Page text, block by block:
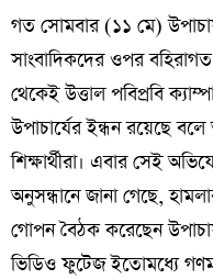
​গত সোমবার (১১ মে)
সাংবাদিকদের ওপর
থেকেই উত্তাল পবিপ্রবি
উপাচার্যের ইন্ধন রয়েছে
শিক্ষার্থীরা। এবার সেই
অনুসন্ধানে জানা গেছে,
গোপন বৈঠক করেছেন
ভিডিও ফুটেজ ইতোমধ্যে